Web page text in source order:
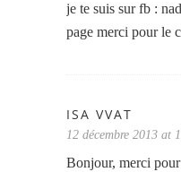
je te suis sur fb :
page merci pour le
ISA VVAT
12 décembre 2013 at
Bonjour, merci